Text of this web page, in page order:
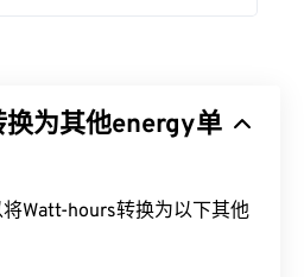
为其他energy单
Watt-hours转换为以下其他